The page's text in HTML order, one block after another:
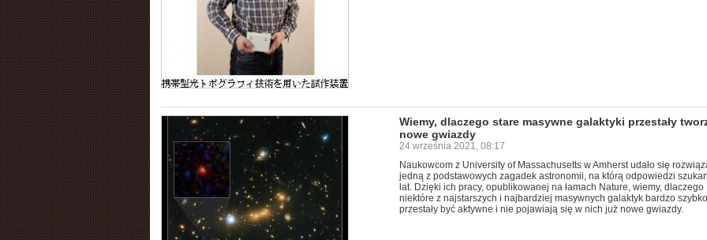
Wiemy, dlaczego stare masywne galaktyki przestały
nowe gwiazdy
24 września 2021, 08:17
Naukowcom z University of Massachusetts w Amherst udało się
jedną z podstawowych zagadek astronomii, na którą odpowiedzi
lat. Dzięki ich pracy, opublikowanej na łamach Nature, wiemy, dlaczego
niektóre z najstarszych i najbardziej masywnych galaktyk bardzo szybko
przestały być aktywne i nie pojawiają się w nich już nowe gwiazdy.